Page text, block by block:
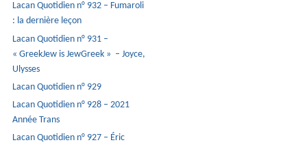
Lacan Quotidien n° 932 – Fumaroli
: la dernière leçon
Lacan Quotidien n° 931 –
« GreekJew is JewGreek » – Joyce,
Ulysses
Lacan Quotidien n° 929
Lacan Quotidien n° 928 – 2021
Année Trans
Lacan Quotidien n° 927 – Éric